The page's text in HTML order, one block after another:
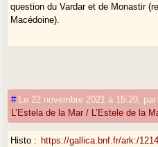
question du Vardar et de Monastir
Macédoine).
# Le 22 novembre 2021 à 15:20, par
L’Estela de la Mar / L’Estele de la
Histo : https://gallica.bnf.fr/ark:/